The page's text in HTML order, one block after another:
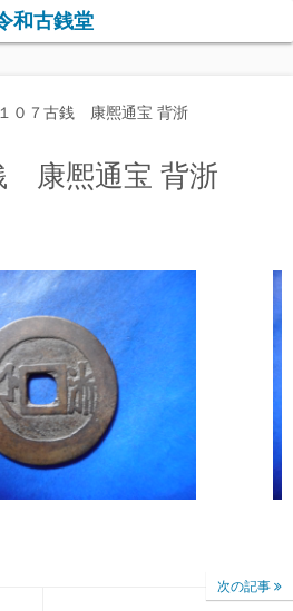
和古銭堂
０７古銭 康熈通宝 背浙
康熈通宝 背浙
次の記事